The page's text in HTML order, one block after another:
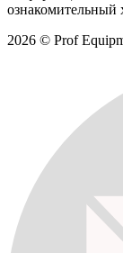
ознакомительный
2026 © Prof